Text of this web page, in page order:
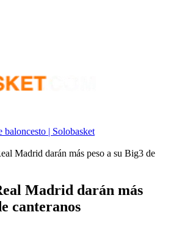
| Solobasket
Madrid darán más peso a su Big3 de
Madrid darán más
canteranos